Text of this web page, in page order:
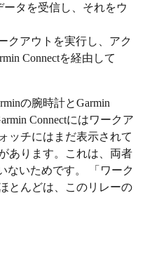
ータを受信し、それをウ
クアウトを実行し、アク
Connectを経由して
の腕時計とGarmin
Connectにはワークア
ッチにはまだ表示されて
あります。これは、両者
ないためです。 「ワーク
とんどは、このリレーの